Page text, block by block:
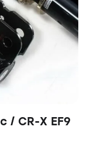
/ CR-X EF9